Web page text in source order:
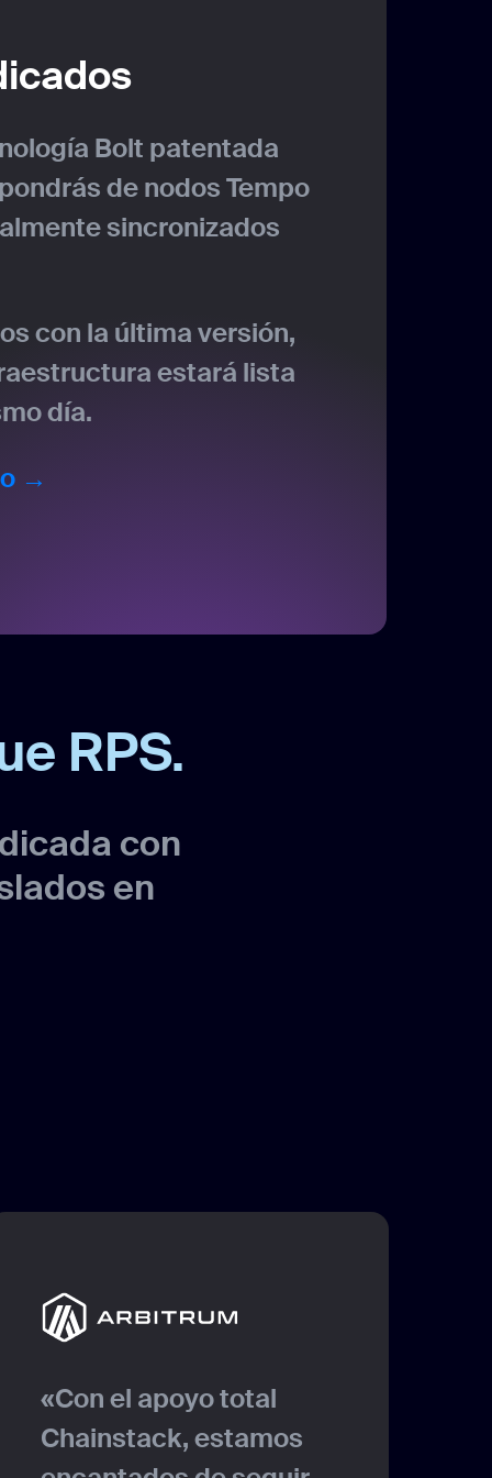
Bolt patentada
de nodos Tempo
sincronizados
con la última versión,
estará lista
día.
→
RPS.
con
en
«Con el apoyo total
Chainstack, estamos